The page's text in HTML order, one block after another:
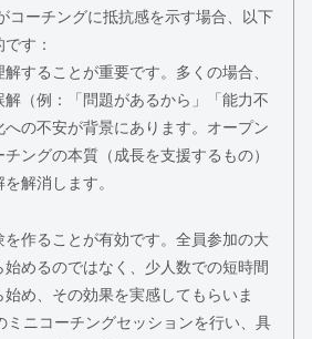
コーチングに抵抗感を示す場合、以下
す：
することが重要です。多くの場合、
解（例：「問題があるから」「能力不
の不安が背景にあります。オープン
ングの本質（成長を支援するもの）
解消します。
作ることが有効です。全員参加の大
めるのではなく、少人数での短時間
め、その効果を実感してもらいま
ミニコーチングセッションを行い、具